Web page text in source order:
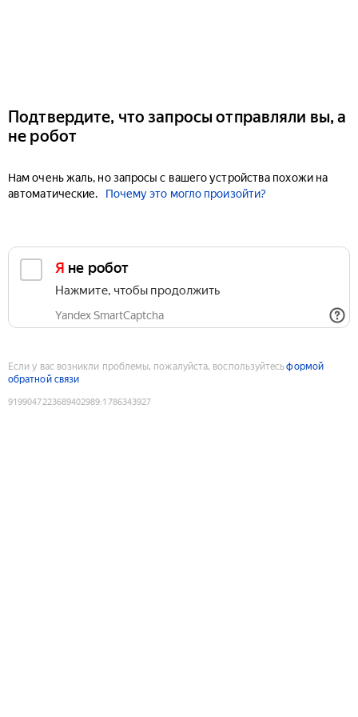
Подтвердите, что запросы отправляли вы, а
не робот
Нам очень жаль, но запросы с вашего устройства похожи на
автоматические.
Почему это могло произойти?
Я не робот
Нажмите, чтобы продолжить
Yandex SmartCaptcha
Если у вас возникли проблемы, пожалуйста, воспользуйтесьформой
обратной связи
9199047223689402989:1786343927